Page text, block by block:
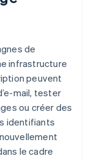
de
infrastructure
peuvent
mail, tester
ou créer des
identifiants
le cadre